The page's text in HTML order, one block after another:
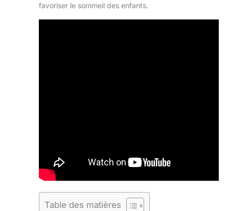
favoriser le sommeil des enfants.
Table des matières